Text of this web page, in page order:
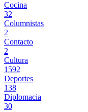
Cocina
32
Columnistas
2
Contacto
2
Cultura
1592
Deportes
138
Diplomacia
30